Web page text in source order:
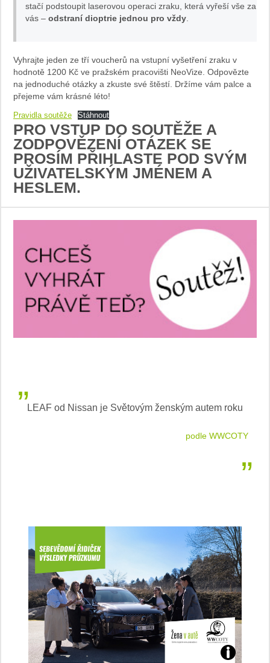
stačí podstoupit laserovou operaci zraku, která vyřeší vše za
vás – odstraní dioptrie jednou pro vždy
Vyhrajte jeden ze tří voucherů na vstupní vyšetření zraku v
hodnotě 1200 Kč ve pražském pracovišti NeoVize. Odpovězte
na jednoduché otázky a zkuste své štěstí. Držíme vám palce a
přejeme vám krásné léto!
Pravidla soutěže Stáhnout
PRO VSTUP DO SOUTĚŽE A
ZODPOVĚZENÍ OTÁZEK SE
PROSÍM PŘIHLASTE POD SVÝM
UŽIVATELSKÝM JMÉNEM A
HESLEM.
LEAF od Nissan je Světovým ženským autem roku
podle WWCOTY
Jaké